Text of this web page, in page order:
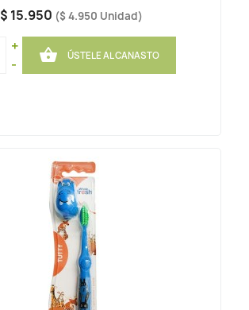
$ 15.950 ($ 4.950 Unidad)
+
-
 ÚSTELE AL CANASTO